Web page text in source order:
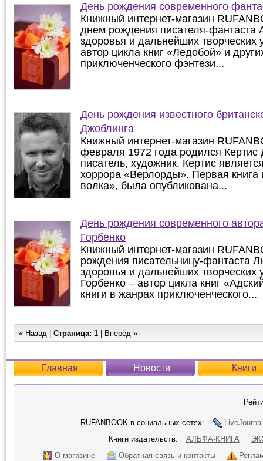
День рождения современного
Книжный интернет-магазин
днем рождения писателя-фантаста
здоровья и дальнейших творческих
автор цикла книг «Ледобой» и
приключенческого фэнтези...
День рождения известного
Джоблинга
Книжный интернет-магазин
февраля 1972 года родился
писатель, художник. Кертис
хоррора «Верлорды». Первая книга
волка», была опубликована...
День рождения современного
Горбенко
Книжный интернет-магазин
рождения писательницу-фантаста
здоровья и дальнейших
Горбенко – автор цикла книг
книги в жанрах приключенческого...
« Назад | Страница: 1 | Вперёд »
Главная Новости Книги
RUFANBOOK в социальных сетях:
LiveJournal
Книги издательств:
АЛЬФА-КНИГА
О магазине
Обратная связь и контакты